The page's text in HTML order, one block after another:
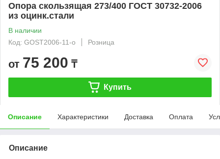
Опора скользящая 273/400 ГОСТ 30732-2006
из оцинк.стали
В наличии
Код: GOST2006-11-o
Розница
от 75 200 ₸
Купить
Описание Характеристики Доставка Оплата
Описание